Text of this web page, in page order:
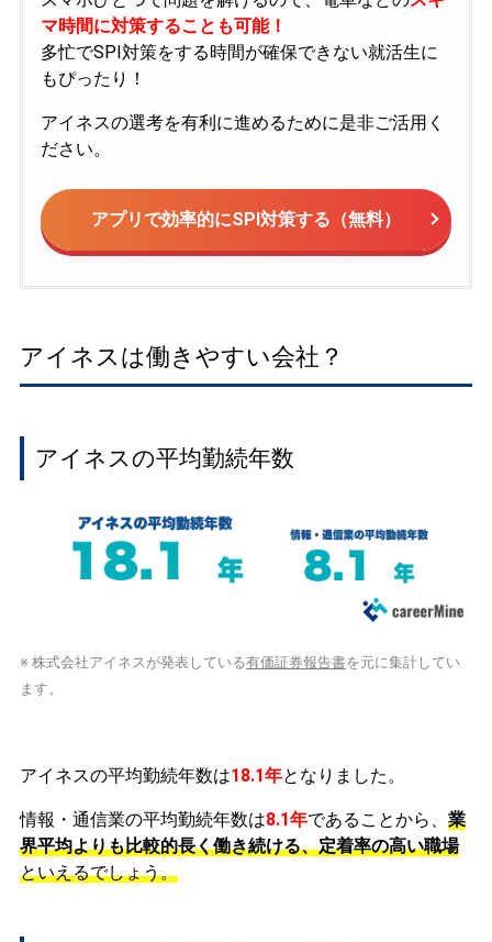
マ時間に対策することも可能！
多忙でSPI対策をする時間が確保できない就活生に
もぴったり！
アイネスの選考を有利に進めるために是非ご活用く
ださい。
アプリで効率的にSPI対策する（無料）
アイネスは働きやすい会社？
アイネスの平均勤続年数
※ 株式会社アイネスが発表している有価証券報告書を元に集計してい
ます。
アイネスの平均勤続年数は18.1年となりました。
情報・通信業の平均勤続年数は8.1年であることから、 業
界平均よりも比較的長く働き続ける、定着率の高い職場
といえるでしょう。